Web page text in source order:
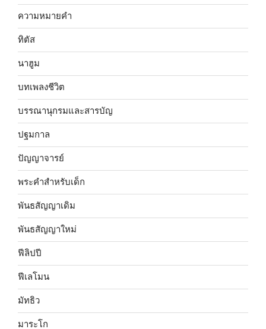
ความหมายคำ
ทิตัส
นาฮูม
บทเพลงชีวิต
บรรณานุกรมและสารบัญ
ปฐมกาล
ปัญญาจารย์
พระคำสำหรับเด็ก
พันธสัญญาเดิม
พันธสัญญาใหม่
ฟีลิปปี
ฟีเลโมน
มัทธิว
มาระโก